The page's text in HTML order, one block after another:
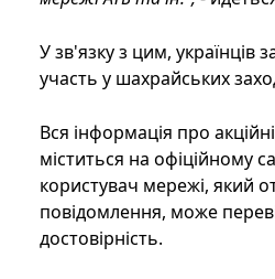
У зв'язку з цим, українців
участь у шахрайських
Вся інформація про
міститься на офіційному
користувач мережі, який
повідомлення, може
достовірність.